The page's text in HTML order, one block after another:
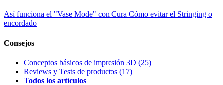
Así funciona el "Vase Mode" con Cura Cómo evitar el Stringing o
encordado
Consejos
Conceptos básicos de impresión 3D (25)
Reviews y Tests de productos (17)
Todos los artículos